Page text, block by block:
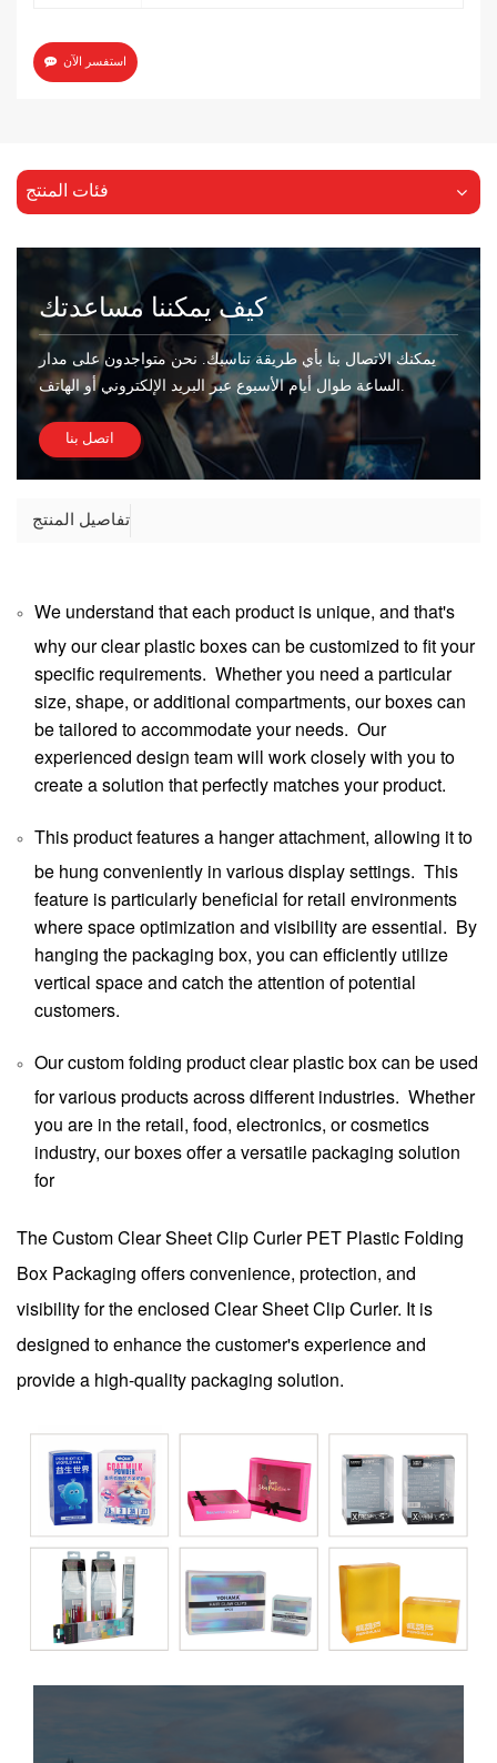
استفسر الآن
فئات المنتج
كيف يمكننا مساعدتك
يمكنك الاتصال بنا بأي طريقة تناسبك. نحن متواجدون على مدار
اتصل بنا
تفاصيل المنتج
We understand that each product is unique, and that's
why our clear plastic boxes can be customized to fit your
specific requirements. Whether you need a particular
size, shape, or additional compartments, our boxes can
be tailored to accommodate your needs. Our
experienced design team will work closely with you to
create a solution that perfectly matches your product.
This product features a hanger attachment, allowing it to
be hung conveniently in various display settings. This
feature is particularly beneficial for retail environments
where space optimization and visibility are essential. By
hanging the packaging box, you can efficiently utilize
vertical space and catch the attention of potential
customers.
Our custom folding product clear plastic box can be used
for various products across different industries. Whether
you are in the retail, food, electronics, or cosmetics
industry, our boxes offer a versatile packaging solution
for
The Custom Clear Sheet Clip Curler PET Plastic Folding
Box Packaging offers convenience, protection, and
visibility for the enclosed Clear Sheet Clip Curler. It is
designed to enhance the customer's experience and
provide a high-quality packaging solution.